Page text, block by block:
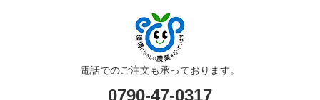
電話でのご注文も承っております。
0790-47-0317